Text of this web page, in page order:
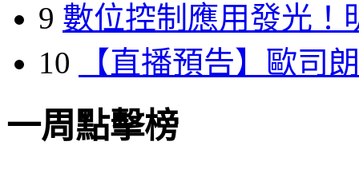
9 數位控制應用發光！
10
【直播預告】歐司
一周點擊榜